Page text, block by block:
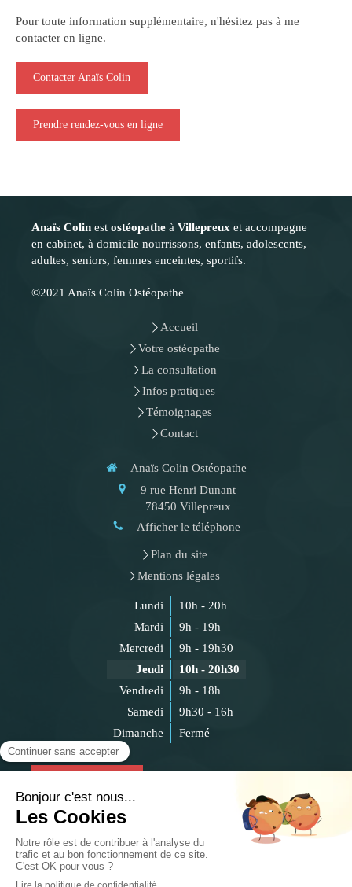
Pour toute information supplémentaire, n'hésitez pas à me
contacter en ligne.
Contacter Anaïs Colin
Prendre rendez-vous en ligne
Anaïs Colin est ostéopathe à Villepreux et accompagne
en cabinet, à domicile nourrissons, enfants, adolescents,
adultes, seniors, femmes enceintes, sportifs.
©2021 Anaïs Colin Ostéopathe
Accueil
Votre ostéopathe
La consultation
Infos pratiques
Témoignages
Contact
Anaïs Colin Ostéopathe
9 rue Henri Dunant
78450 Villepreux
Afficher le téléphone
Plan du site
Mentions légales
Lundi
10h - 20h
Mardi
9h - 19h
Mercredi
9h - 19h30
Jeudi
10h - 20h30
Vendredi
9h - 18h
Samedi
9h30 - 16h
Dimanche
Fermé
Ce site a été proposé parLe CEESO